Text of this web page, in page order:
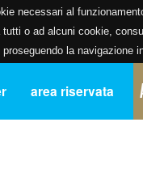
necessari al
o ad alcuni cookie,
la navigazione
area riservata